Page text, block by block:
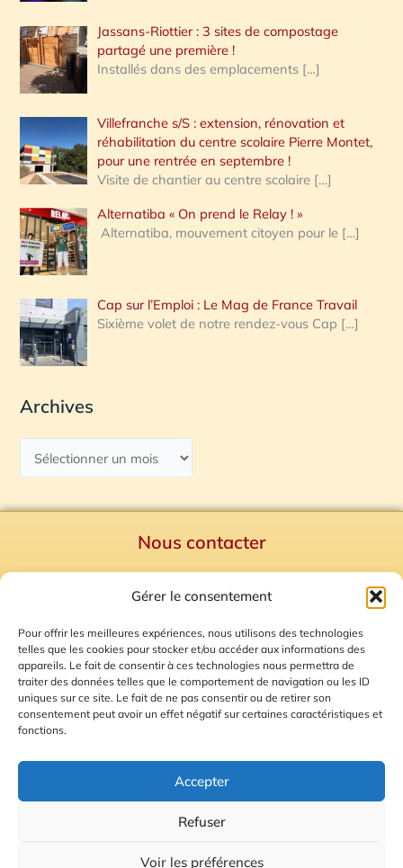
Gérer le consentement
Pour offrir les meilleures expériences, nous utilisons des technologies
telles que les cookies pour stocker et/ou accéder aux informations des
appareils. Le fait de consentir à ces technologies nous permettra de
traiter des données telles que le comportement de navigation ou les ID
uniques sur ce site. Le fait de ne pas consentir ou de retirer son
consentement peut avoir un effet négatif sur certaines caractéristiques et
fonctions.
Accepter
Refuser
Voir les préférences
Jassans-Riottier : 3 sites de compostage
partagé une première !
Installés dans des emplacements […]
Villefranche s/S : extension, rénovation et
réhabilitation du centre scolaire Pierre Montet,
pour une rentrée en septembre !
Visite de chantier au centre scolaire […]
Alternatiba « On prend le Relay ! »
Alternatiba, mouvement citoyen pour le […]
Cap sur l’Emploi : Le Mag de France Travail
Sixième volet de notre rendez-vous Cap […]
Archives
Nous contacter
Mentions Légales
Plan du site
Gestion des Cookies
© 2026 Radio Calade